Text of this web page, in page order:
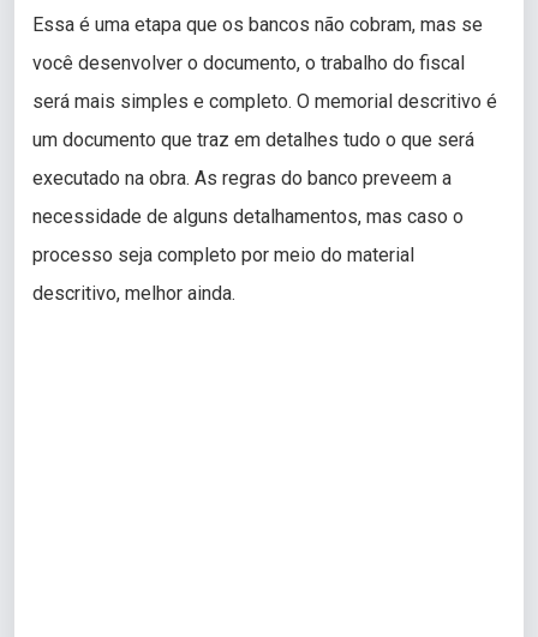
Essa é uma etapa que os bancos não cobram, mas se
você desenvolver o documento, o trabalho do fiscal
será mais simples e completo. O memorial descritivo é
um documento que traz em detalhes tudo o que será
executado na obra. As regras do banco preveem a
necessidade de alguns detalhamentos, mas caso o
processo seja completo por meio do material
descritivo, melhor ainda.